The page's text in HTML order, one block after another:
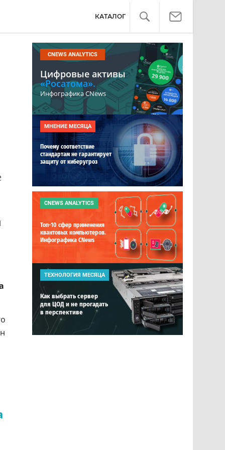
КАТАЛОГ
CNEWS ANALYTICS
Цифровые активы
«Росатома».
Инфографика CNews
МНЕНИЕ МЕСЯЦА
Почему соответствие
стандартам не гарантирует
защиту от киберугроз
CNEWS ANALYTICS
Топ-10 сфер применения
квантовых компьютеров.
Инфографика CNews
ТЕХНОЛОГИЯ МЕСЯЦА
Как выбрать сервер
для ЦОД и не прогадать
в перспективе